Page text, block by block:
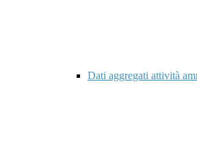
Dati aggregati attività